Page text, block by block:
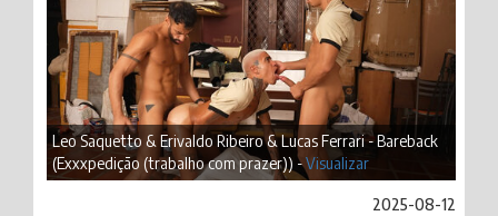
Leo Saquetto & Erivaldo Ribeiro & Lucas Ferrari - Bareback
(Exxxpedição (trabalho com prazer)) -Visualizar
2025-08-12